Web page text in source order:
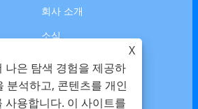
회사 소개
소식
X
나은 탐색 경험을 제공하
분석하고, 콘텐츠를 개인
사용합니다. 이 사이트를